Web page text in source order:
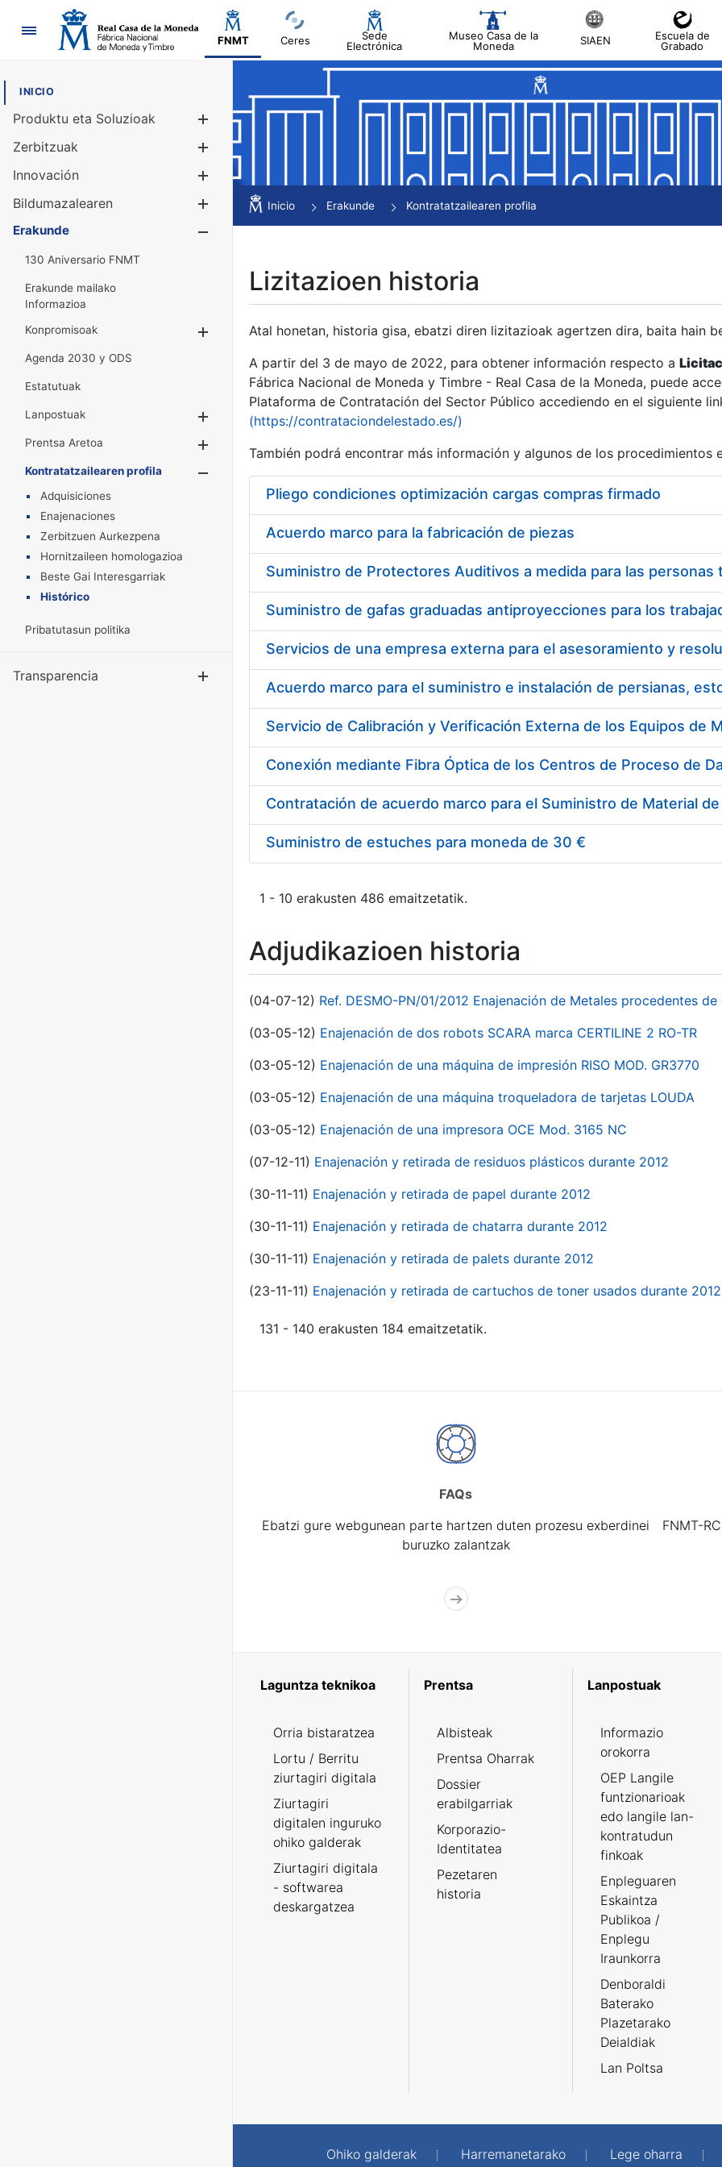
Nabigazioa
FNMT Ceres
Sede
Electrónica
Museo Casa de la
Moneda
SIAEN
Escuela de
Grabado
INICIO
Produktu eta Soluzioak
Erakutsi/Ezkutatu
Zerbitzuak
Innovación
Bildumazalearen
Erakutsi/Ezkutatu
Erakunde
130 Aniversario FNMT
Erakunde mailako
Informazioa
Konpromisoak
Erakutsi/Ezkutatu
Agenda 2030 y ODS
Estatutuak
Lanpostuak
Erakutsi/Ezkutatu
Prentsa Aretoa
Erakutsi/Ezkutatu
Kontratatzailearen profila
Erakutsi/Ezkutatu
Adquisiciones
Enajenaciones
Zerbitzuen Aurkezpena
Hornitzaileen homologazioa
Beste Gai Interesgarriak
Histórico
Pribatutasun politika
Transparencia Erakutsi/Ezkutatu
Inicio Erakunde Kontratatzailearen profila
Lizitazioen historia
Atal honetan, historia gisa, ebatzi diren lizitazioak agertzen dira, baita hain
A partir del 3 de mayo de 2022, para obtener información respecto a
Fábrica Nacional de Moneda y Timbre - Real Casa de la Moneda, puede
Plataforma de Contratación del Sector Público accediendo en el siguiente
(https://contrataciondelestado.es/)
También podrá encontrar más información y algunos de los procedimientos
Pliego condiciones optimización cargas compras firmado
Acuerdo marco para la fabricación de piezas
Acuerdo marco para el suministro e instalación de persianas,
Suministro de estuches para moneda de 30 €
1 - 10 erakusten 486 emaitzetatik.
Adjudikazioen historia
(04-07-12) Ref. DESMO-PN/01/2012 Enajenación de Metales procedentes
(03-05-12) Enajenación de dos robots SCARA marca CERTILINE 2 RO-TR
(03-05-12) Enajenación de una máquina de impresión RISO MOD. GR3770
(03-05-12) Enajenación de una máquina troqueladora de tarjetas LOUDA
(03-05-12) Enajenación de una impresora OCE Mod. 3165 NC
(07-12-11) Enajenación y retirada de residuos plásticos durante 2012
(30-11-11) Enajenación y retirada de papel durante 2012
(30-11-11) Enajenación y retirada de chatarra durante 2012
(30-11-11) Enajenación y retirada de palets durante 2012
(23-11-11) Enajenación y retirada de cartuchos de toner usados durante 2012
131 - 140 erakusten 184 emaitzetatik.
FAQs
Ebatzi gure webgunean parte hartzen duten prozesu exberdinei
buruzko zalantzak
FNMT-
Laguntza teknikoa
Orria bistaratzea
Lortu / Berritu
ziurtagiri digitala
Ziurtagiri
digitalen inguruko
ohiko galderak
Ziurtagiri digitala
- softwarea
deskargatzea
Prentsa
Albisteak
Prentsa Oharrak
Dossier
erabilgarriak
Korporazio-
Identitatea
Pezetaren
historia
Lanpostuak
Informazio
orokorra
OEP Langile
funtzionarioak
edo langile lan-
kontratudun
finkoak
Enpleguaren
Eskaintza
Publikoa /
Enplegu
Iraunkorra
Denboraldi
Baterako
Plazetarako
Deialdiak
Lan Poltsa
Ohiko galderak Harremanetarako Lege oharra